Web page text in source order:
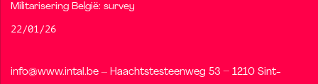
Militarisering België: survey
22/01/26
info@www.intal.be – Haachtstesteenweg 53 – 1210 Sint-